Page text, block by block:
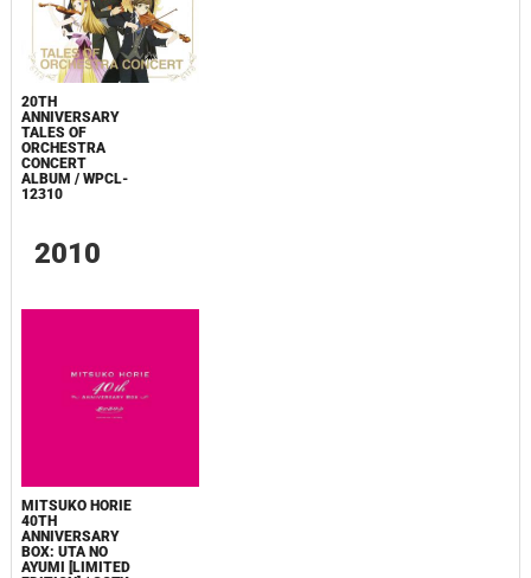
20TH
ANNIVERSARY
TALES OF
ORCHESTRA
CONCERT
ALBUM / WPCL-
12310
2010
MITSUKO HORIE
40TH
ANNIVERSARY
BOX: UTA NO
AYUMI [LIMITED